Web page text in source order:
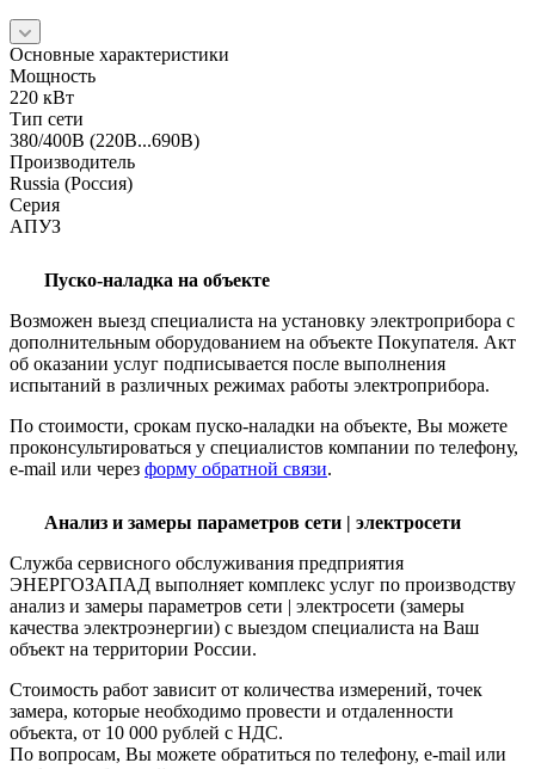
Основные характеристики
Мощность
220 кВт
Тип сети
380/400В (220В...690В)
Производитель
Russia (Россия)
Серия
АПУЗ
Пуско-наладка на объекте
Возможен выезд специалиста на установку электроприбора с
дополнительным оборудованием на объекте Покупателя. Акт
об оказании услуг подписывается после выполнения
испытаний в различных режимах работы электроприбора.
По стоимости, срокам пуско-наладки на объекте, Вы можете
проконсультироваться у специалистов компании по телефону,
e-mail или через форму обратной связи.
Анализ и замеры параметров сети | электросети
Служба сервисного обслуживания предприятия
ЭНЕРГОЗАПАД выполняет комплекс услуг по производству
анализ и замеры параметров сети | электросети (замеры
качества электроэнергии) с выездом специалиста на Ваш
объект на территории России.
Стоимость работ зависит от количества измерений, точек
замера, которые необходимо провести и отдаленности
объекта, от 10 000 рублей с НДС.
По вопросам, Вы можете обратиться по телефону, e-mail или